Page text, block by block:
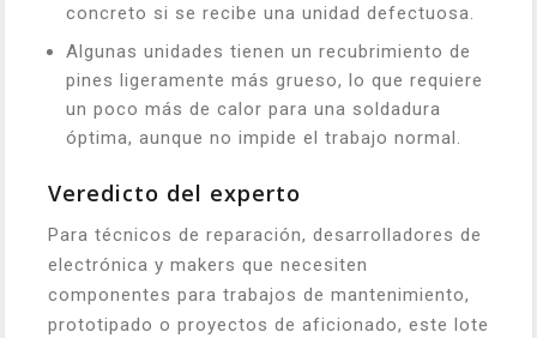
concreto si se recibe una unidad defectuosa.
Algunas unidades tienen un recubrimiento de
pines ligeramente más grueso, lo que requiere
un poco más de calor para una soldadura
óptima, aunque no impide el trabajo normal.
Veredicto del experto
Para técnicos de reparación, desarrolladores de
electrónica y makers que necesiten
componentes para trabajos de mantenimiento,
prototipado o proyectos de aficionado, este lote